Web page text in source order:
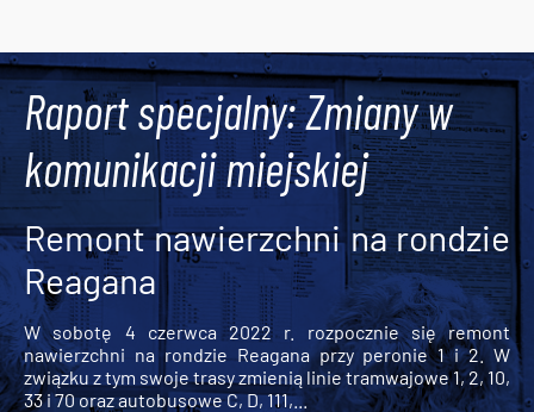
Raport specjalny: Zmiany w
komunikacji miejskiej
Remont nawierzchni na rondzie
Reagana
W sobotę 4 czerwca 2022 r. rozpocznie się remont
nawierzchni na rondzie Reagana przy peronie 1 i 2. W
związku z tym swoje trasy zmienią linie tramwajowe 1, 2, 10,
33 i 70 oraz autobusowe C, D, 111,...